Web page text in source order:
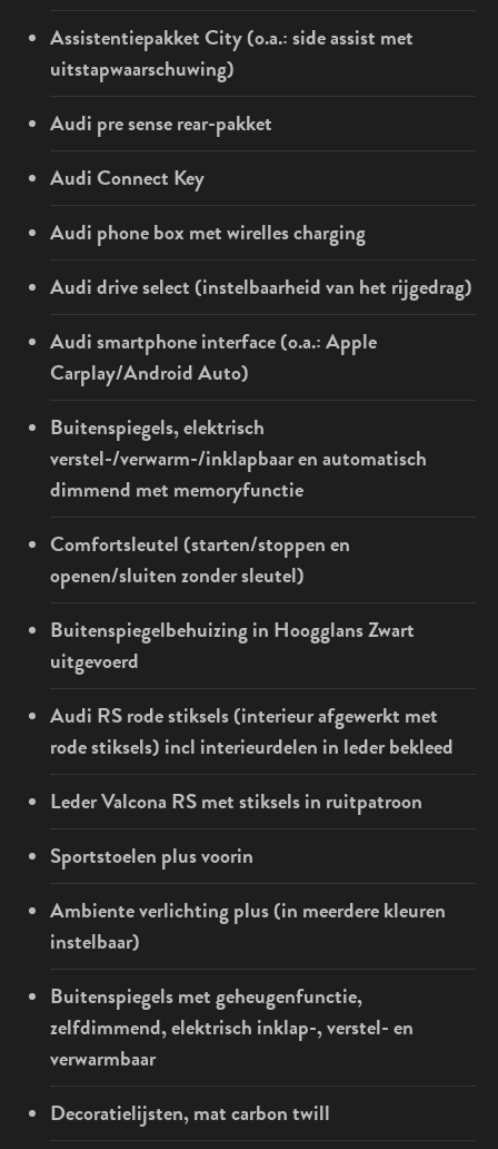
Assistentiepakket City (o.a.: side assist met
uitstapwaarschuwing)
Audi pre sense rear-pakket
Audi Connect Key
Audi phone box met wirelles charging
Audi drive select (instelbaarheid van het rijgedrag)
Audi smartphone interface (o.a.: Apple
Carplay/Android Auto)
Buitenspiegels, elektrisch
verstel-/verwarm-/inklapbaar en automatisch
dimmend met memoryfunctie
Comfortsleutel (starten/stoppen en
openen/sluiten zonder sleutel)
Buitenspiegelbehuizing in Hoogglans Zwart
uitgevoerd
Audi RS rode stiksels (interieur afgewerkt met
rode stiksels) incl interieurdelen in leder bekleed
Leder Valcona RS met stiksels in ruitpatroon
Sportstoelen plus voorin
Ambiente verlichting plus (in meerdere kleuren
instelbaar)
Buitenspiegels met geheugenfunctie,
zelfdimmend, elektrisch inklap-, verstel- en
verwarmbaar
Decoratielijsten, mat carbon twill